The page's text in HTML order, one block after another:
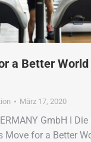
a Better World
März 17, 2020
GmbH ǀ
Move for a Better